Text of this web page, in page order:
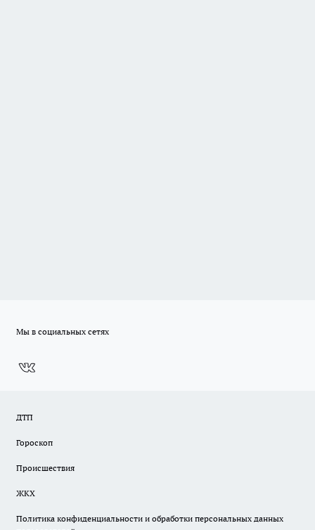
Мы в социальных сетях
ДТП
Гороскоп
Происшествия
ЖКХ
Политика конфиденциальности и обработки персональных данных